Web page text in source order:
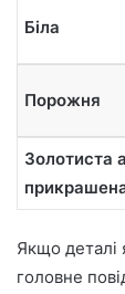
Біла
Порожня
Золотиста
Якщо деталі
головне